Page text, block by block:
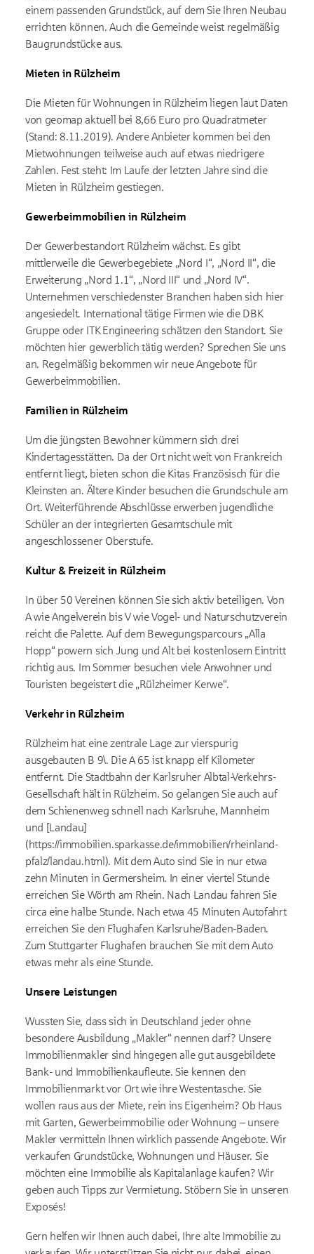
einem passenden Grundstück, auf dem Sie Ihren Neubau
errichten können. Auch die Gemeinde weist regelmäßig
Baugrundstücke aus.
Mieten in Rülzheim
Die Mieten für Wohnungen in Rülzheim liegen laut Daten
von geomap aktuell bei 8,66 Euro pro Quadratmeter
(Stand: 8.11.2019). Andere Anbieter kommen bei den
Mietwohnungen teilweise auch auf etwas niedrigere
Zahlen. Fest steht: Im Laufe der letzten Jahre sind die
Mieten in Rülzheim gestiegen.
Gewerbeimmobilien in Rülzheim
Der Gewerbestandort Rülzheim wächst. Es gibt
mittlerweile die Gewerbegebiete „Nord I“, „Nord II“, die
Erweiterung „Nord 1.1“, „Nord III“ und „Nord IV“.
Unternehmen verschiedenster Branchen haben sich hier
angesiedelt. International tätige Firmen wie die DBK
Gruppe oder ITK Engineering schätzen den Standort. Sie
möchten hier gewerblich tätig werden? Sprechen Sie uns
an. Regelmäßig bekommen wir neue Angebote für
Gewerbeimmobilien.
Familien in Rülzheim
Um die jüngsten Bewohner kümmern sich drei
Kindertagesstätten. Da der Ort nicht weit von Frankreich
entfernt liegt, bieten schon die Kitas Französisch für die
Kleinsten an. Ältere Kinder besuchen die Grundschule am
Ort. Weiterführende Abschlüsse erwerben jugendliche
Schüler an der integrierten Gesamtschule mit
angeschlossener Oberstufe.
Kultur & Freizeit in Rülzheim
In über 50 Vereinen können Sie sich aktiv beteiligen. Von
A wie Angelverein bis V wie Vogel- und Naturschutzverein
reicht die Palette. Auf dem Bewegungsparcours „Alla
Hopp“ powern sich Jung und Alt bei kostenlosem Eintritt
richtig aus. Im Sommer besuchen viele Anwohner und
Touristen begeistert die „Rülzheimer Kerwe“.
Verkehr in Rülzheim
Rülzheim hat eine zentrale Lage zur vierspurig
ausgebauten B 9\. Die A 65 ist knapp elf Kilometer
entfernt. Die Stadtbahn der Karlsruher Albtal-Verkehrs-
Gesellschaft hält in Rülzheim. So gelangen Sie auch auf
dem Schienenweg schnell nach Karlsruhe, Mannheim
und [Landau]
(https://immobilien.sparkasse.de/immobilien/rheinland-
pfalz/landau.html). Mit dem Auto sind Sie in nur etwa
zehn Minuten in Germersheim. In einer viertel Stunde
erreichen Sie Wörth am Rhein. Nach Landau fahren Sie
circa eine halbe Stunde. Nach etwa 45 Minuten Autofahrt
erreichen Sie den Flughafen Karlsruhe/Baden-Baden.
Zum Stuttgarter Flughafen brauchen Sie mit dem Auto
etwas mehr als eine Stunde.
Unsere Leistungen
Wussten Sie, dass sich in Deutschland jeder ohne
besondere Ausbildung „Makler“ nennen darf? Unsere
Immobilienmakler sind hingegen alle gut ausgebildete
Bank- und Immobilienkaufleute. Sie kennen den
Immobilienmarkt vor Ort wie ihre Westentasche. Sie
wollen raus aus der Miete, rein ins Eigenheim? Ob Haus
mit Garten, Gewerbeimmobilie oder Wohnung – unsere
Makler vermitteln Ihnen wirklich passende Angebote. Wir
verkaufen Grundstücke, Wohnungen und Häuser. Sie
möchten eine Immobilie als Kapitalanlage kaufen? Wir
geben auch Tipps zur Vermietung. Stöbern Sie in unseren
Exposés!
Gern helfen wir Ihnen auch dabei, Ihre alte Immobilie zu